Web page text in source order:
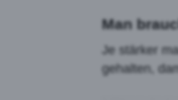
Man
Je stärker
gehalten,